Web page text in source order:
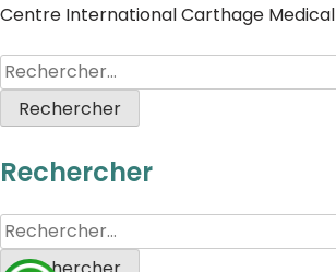
Centre International Carthage Medical
Rechercher